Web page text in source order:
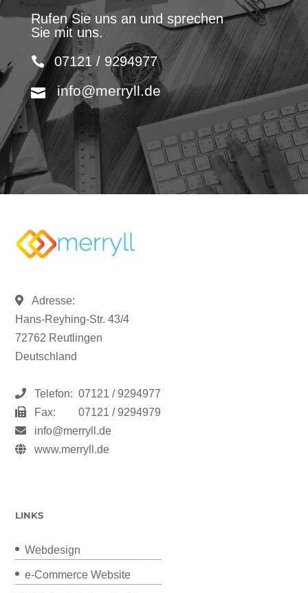
Rufen Sie uns an und sprechen
Sie mit uns.
07121 / 9294977
info@merryll.de
Adresse:
Hans-Reyhing-Str. 43/4
72762 Reutlingen
Deutschland
Telefon: 07121 / 9294977
Fax:
07121 / 9294979
info@merryll.de
www.merryll.de
LINKS
Webdesign
e-Commerce Website